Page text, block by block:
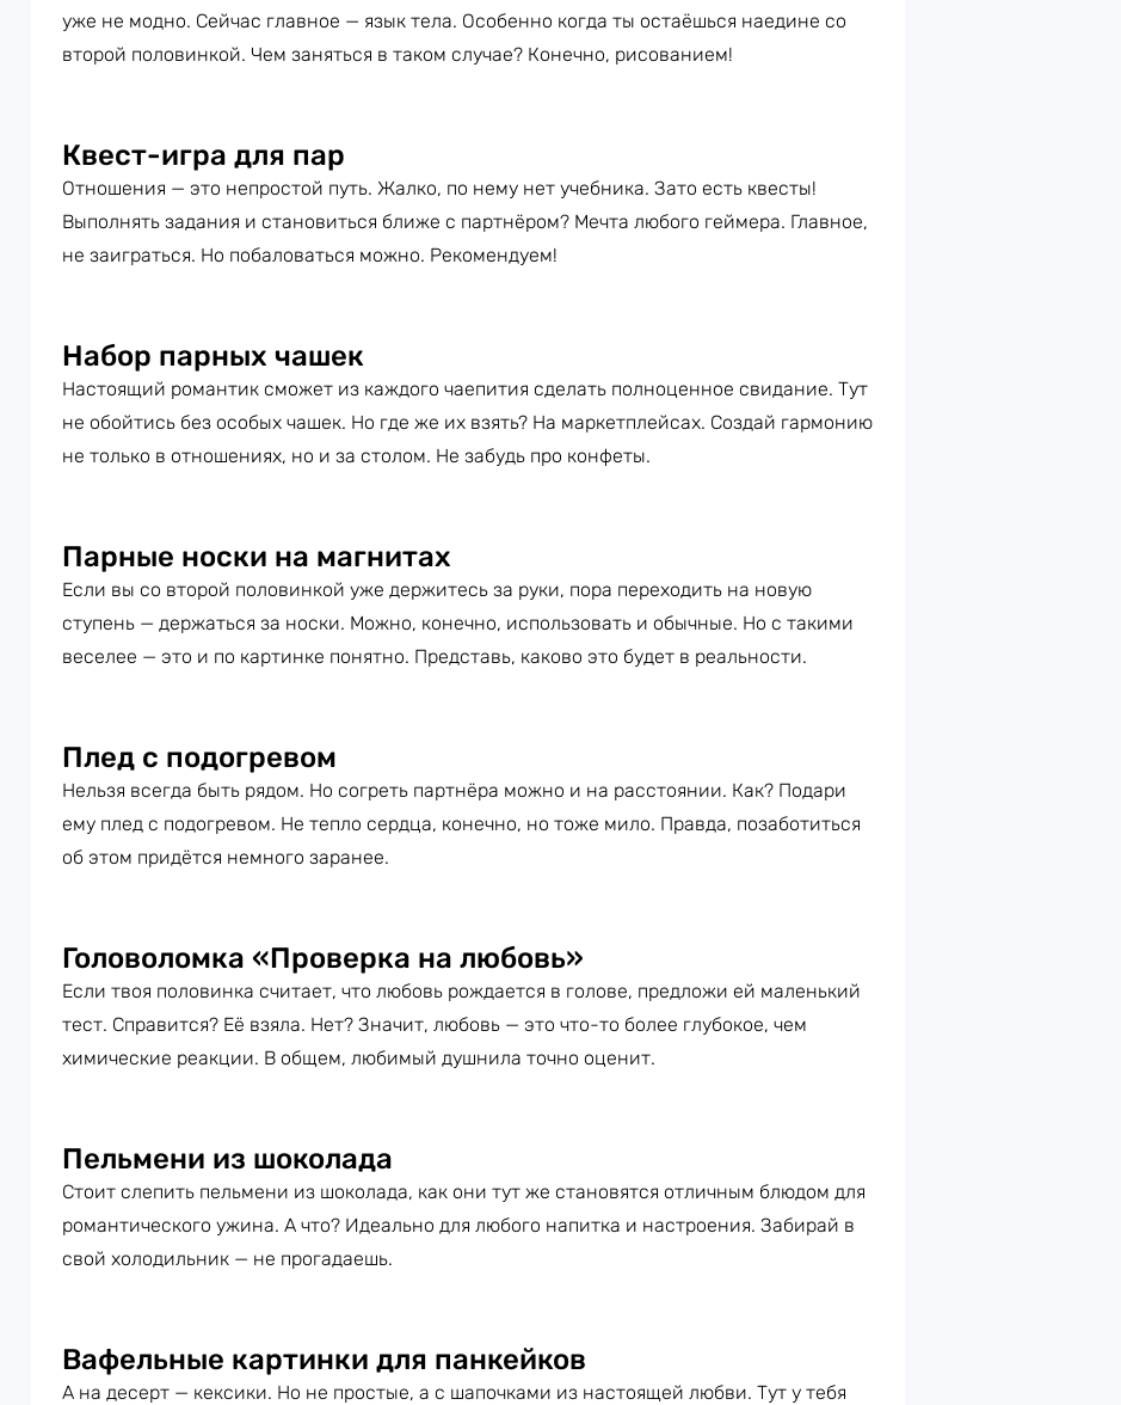
уже не модно. Сейчас главное — язык тела. Особенно когда ты остаёшься наедине со
второй половинкой. Чем заняться в таком случае? Конечно, рисованием!
Квест-игра для пар
Отношения — это непростой путь. Жалко, по нему нет учебника. Зато есть квесты!
Выполнять задания и становиться ближе с партнёром? Мечта любого геймера. Главное,
не заиграться. Но побаловаться можно. Рекомендуем!
Набор парных чашек
Настоящий романтик сможет из каждого чаепития сделать полноценное свидание. Тут
не обойтись без особых чашек. Но где же их взять? На маркетплейсах. Создай гармонию
не только в отношениях, но и за столом. Не забудь про конфеты.
Парные носки на магнитах
Если вы со второй половинкой уже держитесь за руки, пора переходить на новую
ступень — держаться за носки. Можно, конечно, использовать и обычные. Но с такими
веселее — это и по картинке понятно. Представь, каково это будет в реальности.
Плед с подогревом
Нельзя всегда быть рядом. Но согреть партнёра можно и на расстоянии. Как? Подари
ему плед с подогревом. Не тепло сердца, конечно, но тоже мило. Правда, позаботиться
об этом придётся немного заранее.
Головоломка «Проверка на любовь»
Если твоя половинка считает, что любовь рождается в голове, предложи ей маленький
тест. Справится? Её взяла. Нет? Значит, любовь — это что-то более глубокое, чем
химические реакции. В общем, любимый душнила точно оценит.
Пельмени из шоколада
Стоит слепить пельмени из шоколада, как они тут же становятся отличным блюдом для
романтического ужина. А что? Идеально для любого напитка и настроения. Забирай в
свой холодильник — не прогадаешь.
Вафельные картинки для панкейков
А на десерт — кексики. Но не простые, а с шапочками из настоящей любви. Тут у тебя